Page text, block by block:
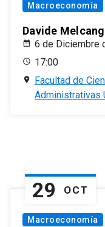
Macroeconomía
Davide
6 de Diciembre
17:00
Facultad de
Administrativas
29 OCT
Macroeconomía